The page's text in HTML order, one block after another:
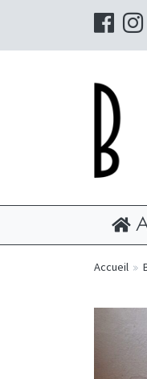
Accueil »